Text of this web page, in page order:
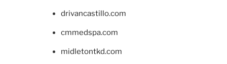
drivancastillo.com
cmmedspa.com
midletontkd.com